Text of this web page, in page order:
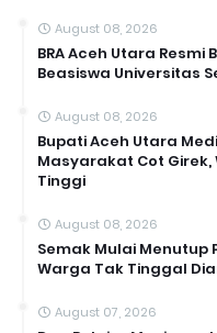
August 08, 2026
BRA Aceh Utara
Beasiswa Universitas
August 08, 2026
Bupati Aceh Utara
Masyarakat Cot
Tinggi
August 08, 2026
Semak Mulai Menutup
Warga Tak Tinggal
August 07, 2026